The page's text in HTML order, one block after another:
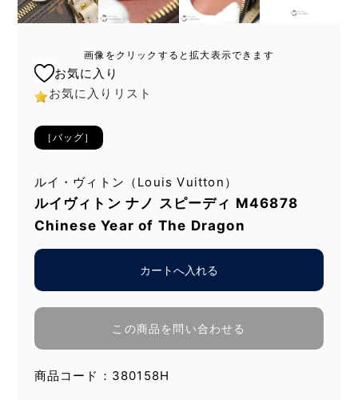
画像をクリックすると拡大表示できます
お気に入り
お気に入りリスト
［バッグ］
ルイ・ヴィトン（Louis Vuitton）
ルイヴィトン ナノ スピーディ M46878
Chinese Year of The Dragon
この商品を問い合わせる
商品コード：380158H